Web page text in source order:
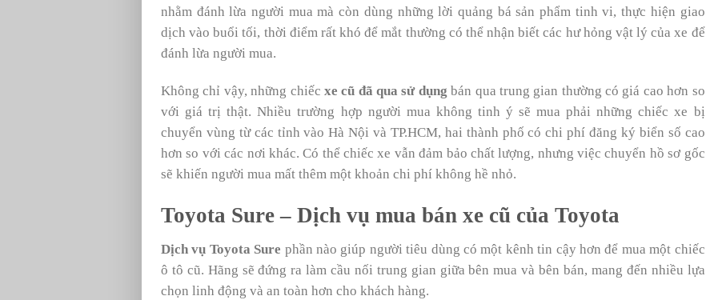
nhằm đánh lừa người mua mà còn dùng những lời quảng bá sản phẩm tinh vi, thực hiện giao
dịch vào buổi tối, thời điểm rất khó để mắt thường có thể nhận biết các hư hỏng vật lý của xe để
đánh lừa người mua.
Không chỉ vậy, những chiếc xe cũ đã qua sử dụng bán qua trung gian thường có giá cao hơn so
với giá trị thật. Nhiều trường hợp người mua không tinh ý sẽ mua phải những chiếc xe bị
chuyển vùng từ các tỉnh vào Hà Nội và TP.HCM, hai thành phố có chi phí đăng ký biển số cao
hơn so với các nơi khác. Có thể chiếc xe vẫn đảm bảo chất lượng, nhưng việc chuyển hồ sơ gốc
sẽ khiến người mua mất thêm một khoản chi phí không hề nhỏ.
Toyota Sure – Dịch vụ mua bán xe cũ của Toyota
Dịch vụ Toyota Sure phần nào giúp người tiêu dùng có một kênh tin cậy hơn để mua một chiếc
ô tô cũ. Hãng sẽ đứng ra làm cầu nối trung gian giữa bên mua và bên bán, mang đến nhiều lựa
chọn linh động và an toàn hơn cho khách hàng.